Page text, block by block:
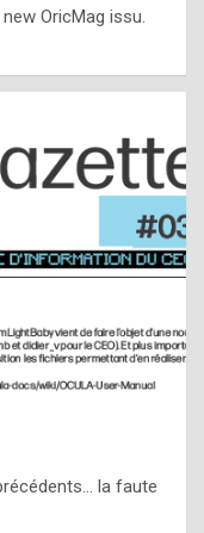
OricMag issu.
la faute